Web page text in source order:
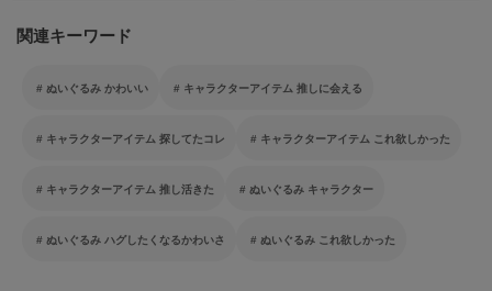
関連キーワード
ぬいぐるみ かわいい キャラクターアイテム 推しに会える
キャラクターアイテム 探してたコレ キャラクターアイテム これ欲しかった
キャラクターアイテム 推し活きた ぬいぐるみ キャラクター
ぬいぐるみ ハグしたくなるかわいさ ぬいぐるみ これ欲しかった